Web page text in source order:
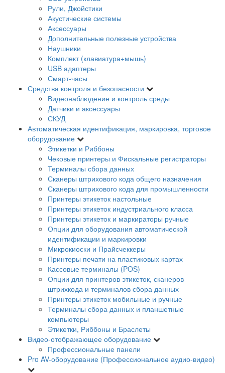
Рули, Джойстики
Акустические системы
Аксессуары
Дополнительные полезные устройства
Наушники
Комплект (клавиатура+мышь)
USB адаптеры
Смарт-часы
Средства контроля и безопасности
Видеонаблюдение и контроль среды
Датчики и аксессуары
СКУД
Автоматическая идентификация, маркировка, торговое
оборудование
Этикетки и Риббоны
Чековые принтеры и Фискальные регистраторы
Терминалы сбора данных
Сканеры штрихового кода общего назначения
Сканеры штрихового кода для промышленности
Принтеры этикеток настольные
Принтеры этикеток индустриального класса
Принтеры этикеток и маркираторы ручные
Опции для оборудования автоматической
идентификации и маркировки
Микрокиоски и Прайсчеккеры
Принтеры печати на пластиковых картах
Кассовые терминалы (POS)
Опции для принтеров этикеток, сканеров
штрихкода и терминалов сбора данных
Принтеры этикеток мобильные и ручные
Терминалы сбора данных и планшетные
компьютеры
Этикетки, Риббоны и Браслеты
Видео-отображающее оборудование
Профессиональные панели
Pro AV-оборудование (Профессиональное аудио-видео)